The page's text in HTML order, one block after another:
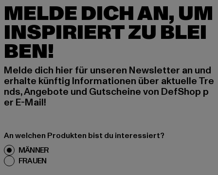
MELDE DICH AN, UM
INSPIRIERT ZU BLEI
BEN!
Melde dich hier für unseren Newsletter an und
erhalte künftig Informationen über aktuelle Tre
nds, Angebote und Gutscheine von DefShop p
er E-Mail!
An welchen Produkten bist du interessiert?
MÄNNER
FRAUEN